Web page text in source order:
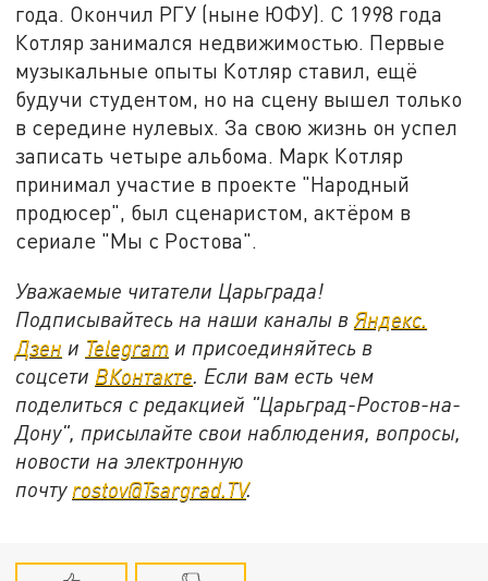
года. Окончил РГУ (ныне ЮФУ). С 1998 года
Котляр занимался недвижимостью. Первые
музыкальные опыты Котляр ставил, ещё
будучи студентом, но на сцену вышел только
в середине нулевых. За свою жизнь он успел
записать четыре альбома. Марк Котляр
принимал участие в проекте "Народный
продюсер", был сценаристом, актёром в
сериале "Мы с Ростова".
Уважаемые читатели Царьграда!
Подписывайтесь на наши каналы вЯндекс.
Дзен и Telegram и присоединяйтесь в
соцсети ВКонтакте. Если вам есть чем
поделиться с редакцией "Царьград-Ростов-на-
Дону", присылайте свои наблюдения, вопросы,
новости на электронную
почту rostov@Tsargrad.ТV.